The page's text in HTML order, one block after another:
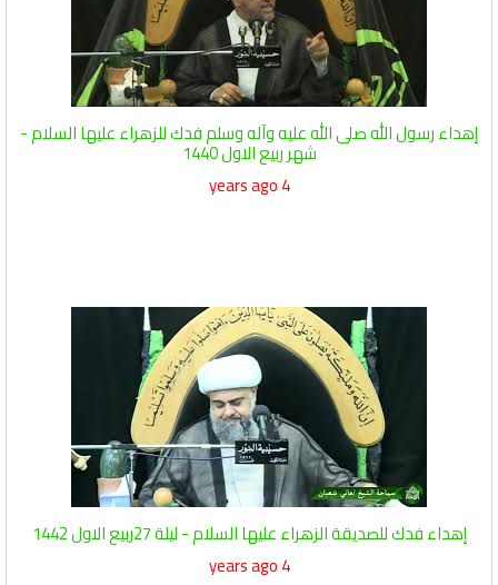
إهداء رسول الله صلى الله عليه وآله وسلم فدك للزهراء عليها السلام -
شهر ربيع الاول 1440
4 years ago
إهداء فدك للصديقة الزهراء عليها السلام - ليلة 27ربيع الاول 1442
4 years ago